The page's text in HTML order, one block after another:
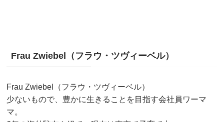
Frau Zwiebel（フラウ・ツヴィーベル）
Frau Zwiebel（フラウ・ツヴィーベル）
少ないもので、豊かに生きることを目指す会社員ワーマ
マ。